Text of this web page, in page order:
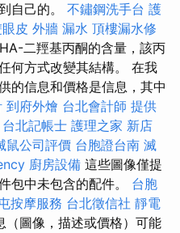
自己的。 不鏽鋼洗手台 護
皮 外牆 漏水 頂樓漏水修
二羥基丙酮的含量，該丙
何方式改變其結構。 在我
的信息和價格是信息，其中
到府外燴 台北會計師 提供
台北記帳士 護理之家 新店
鼠公司評價 台胞證台南 滅
廚房設備 這些圖像僅提
包中未包含的配件。 台胞
按摩服務 台北徵信社 靜電
（圖像，描述或價格）可能